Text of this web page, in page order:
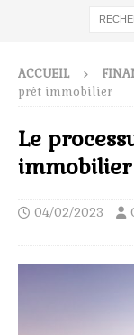
ACCUEIL
prêt immobilier
Le
immobilier
04/02/2023